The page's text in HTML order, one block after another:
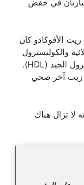
في خفض
الأفوكادو كان
والكوليسترول
الضار (LDL) ولم يؤثر على الكوليسترول الجيد (HDL).
زيت آخر صحي
لا تزال هناك